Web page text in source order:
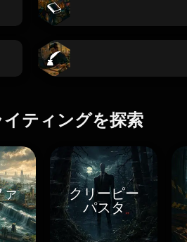
ティングを探索
ァ
クリーピー
パスタ